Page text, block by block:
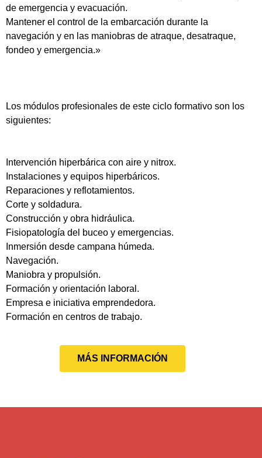
de emergencia y evacuación.
Mantener el control de la embarcación durante la
navegación y en las maniobras de atraque, desatraque,
fondeo y emergencia.»
Los módulos profesionales de este ciclo formativo son los
siguientes:
Intervención hiperbárica con aire y nitrox.
Instalaciones y equipos hiperbáricos.
Reparaciones y reflotamientos.
Corte y soldadura.
Construcción y obra hidráulica.
Fisiopatología del buceo y emergencias.
Inmersión desde campana húmeda.
Navegación.
Maniobra y propulsión.
Formación y orientación laboral.
Empresa e iniciativa emprendedora.
Formación en centros de trabajo.
MÁS INFORMACIÓN